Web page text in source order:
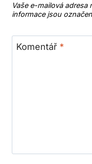
Vaše e-mailová adresa
informace jsou
Komentář *